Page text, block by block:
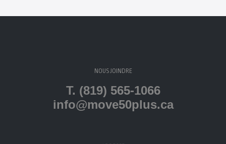
NOUS JOINDRE
T. (819) 565-1066
info@move50plus.ca